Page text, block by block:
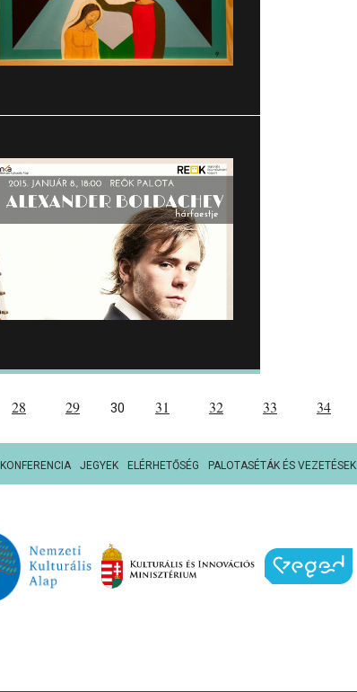
28 29 30 31 32 33 34
KONFERENCIA JEGYEK ELÉRHETŐSÉG PALOTASÉTÁK ÉS VEZETÉSEK